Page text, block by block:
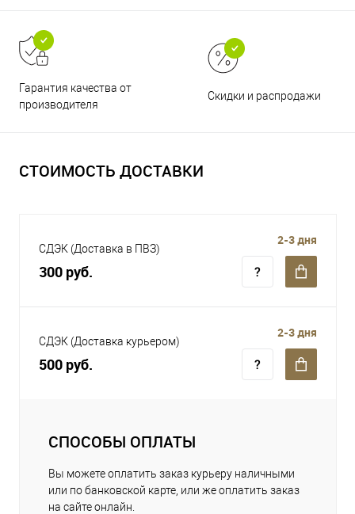
Гарантия качества от
производителя
Скидки и распродажи
СТОИМОСТЬ ДОСТАВКИ
СДЭК (Доставка в ПВЗ)
300 руб.
2-3 дня
СДЭК (Доставка курьером)
500 руб.
2-3 дня
СПОСОБЫ ОПЛАТЫ
Вы можете оплатить заказ курьеру наличными
или по банковской карте, или же оплатить заказ
на сайте онлайн.